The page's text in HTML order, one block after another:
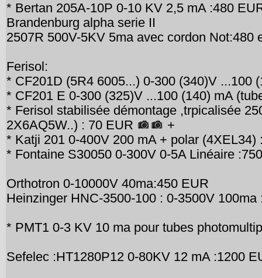
* Bertan 205A-10P 0-10 KV 2,5 mA :480
Brandenburg alpha serie II
2507R 500V-5KV 5ma avec cordon Not:480
Ferisol:
* CF201D (5R4 6005...) 0-300 (340)V ...100
* CF201 E 0-300 (325)V ...100 (140) mA
* Ferisol stabilisée démontage ,trpicalisée
2X6AQ5W..) : 70 EUR
+
* Katji 201 0-400V 200 mA + polar
* Fontaine S30050 0-300V 0-5A Linéaire
Orthotron 0-10000V 40ma:450 EUR
Heinzinger HNC-3500-100 : 0-3500V
* PMT1 0-3 KV 10 ma pour tubes
Sefelec :HT1280P12 0-80KV 12 mA :1200